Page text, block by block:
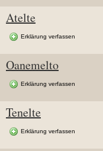
Atelte
Erklärung verfassen
Oanemelto
Erklärung verfassen
Tenelte
Erklärung verfassen